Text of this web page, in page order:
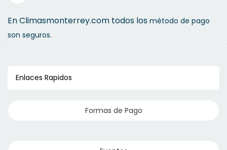
En Climasmonterrey.com todos los método de pago
son seguros.
Enlaces Rapidos
Formas de Pago